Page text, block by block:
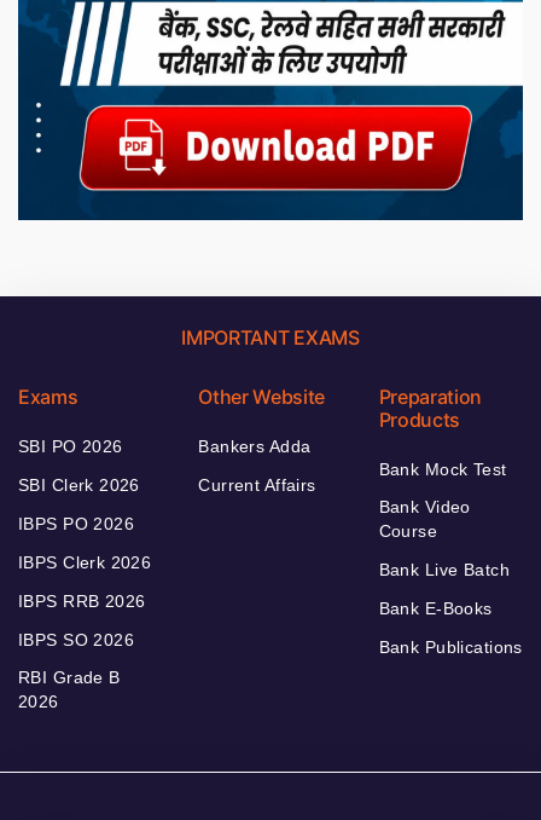
IMPORTANT EXAMS
Exams
SBI PO 2026
SBI Clerk 2026
IBPS PO 2026
IBPS Clerk 2026
IBPS RRB 2026
IBPS SO 2026
RBI Grade B
2026
Other Website
Bankers Adda
Current Affairs
Preparation
Products
Bank Mock Test
Bank Video
Course
Bank Live Batch
Bank E-Books
Bank Publications